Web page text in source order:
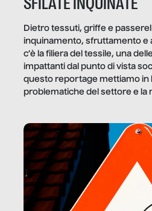
Dietro tessuti, griffe e
inquinamento, sfruttamento e
c’è la filiera del tessile, una
impattanti dal punto di vista
questo reportage mettiamo in
problematiche del settore e la